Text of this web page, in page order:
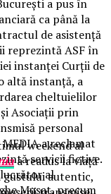
a pus în
ca până la
de asistență
reprezintă ASF în
instanței Curții de
altă instanță, a
cheltuielilor
Asociații prin
personal
a reclamat
servicii fictive.
al
Mușat, precum
weekend al
a readus la viață
gustului autentic,